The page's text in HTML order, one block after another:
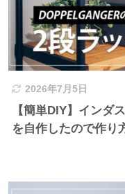
2026年7月5日
【簡単DIY】インダ
を自作したので作り